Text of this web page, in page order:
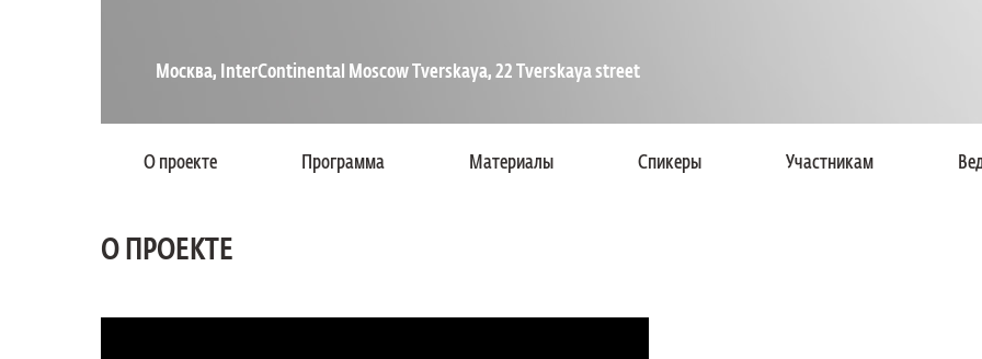
Москва, InterContinental Moscow Tverskaya, 22 Tverskaya street
О проекте Программа Материалы Спикеры Участникам
О ПРОЕКТЕ